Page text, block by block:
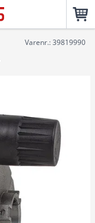
Varenr.: 39819990